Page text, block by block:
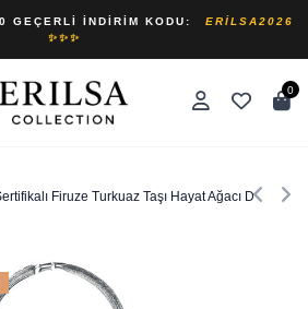
GEÇERLI İNDIRIM KODU:
ERILSA2026
✨✨✨
0
Firuze Turkuaz Taşı Hayat Ağacı Doğal Taş